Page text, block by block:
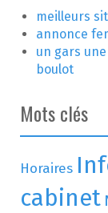
meilleurs
annonce
un gars
boulot
Mots clés
Horaires
cabinet